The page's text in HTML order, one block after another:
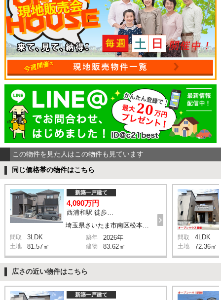
この物件を見た人はこの物件も見ています
同じ価格帯の物件はこちら
新築一戸建て
4,090万円
西浦和駅 徒歩14分
間取 3LDK 築年 2026年
土地 81.57㎡ 建物 83.62㎡
間取 4LDK
土地 72.36㎡
広さの近い物件はこちら
新築一戸建て